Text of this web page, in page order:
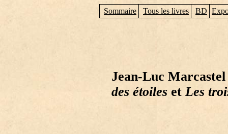
Sommaire Tous les livres BD
Jean-Luc
des étoiles etLes